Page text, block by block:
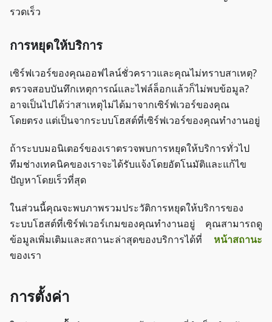
รวดเร็ว
การหยุดให้บริการ
เซิร์ฟเวอร์ของคุณออฟไลน์ชั่วคราวและคุณไม่ทราบสาเหตุ?
ตรวจสอบบันทึกเหตุการณ์และไฟล์ล็อกแล้วก็ไม่พบข้อมูล?
อาจเป็นไปได้ว่าสาเหตุไม่ได้มาจากเซิร์ฟเวอร์ของคุณ
โดยตรง แต่เป็นจากระบบโฮสต์ที่เซิร์ฟเวอร์ของคุณทำงานอยู่
ถ้าระบบมอนิเตอร์ของเราตรวจพบการหยุดให้บริการทั่วไป
ทีมช่างเทคนิคของเราจะได้รับแจ้งโดยอัตโนมัติและแก้ไข
ปัญหาโดยเร็วที่สุด
ในส่วนนี้คุณจะพบภาพรวมประวัติการหยุดให้บริการของ
ระบบโฮสต์ที่เซิร์ฟเวอร์เกมของคุณทำงานอยู่ คุณสามารถดู
ข้อมูลเพิ่มเติมและสถานะล่าสุดของบริการได้ที่ หน้าสถานะ
ของเรา
การตั้งค่า